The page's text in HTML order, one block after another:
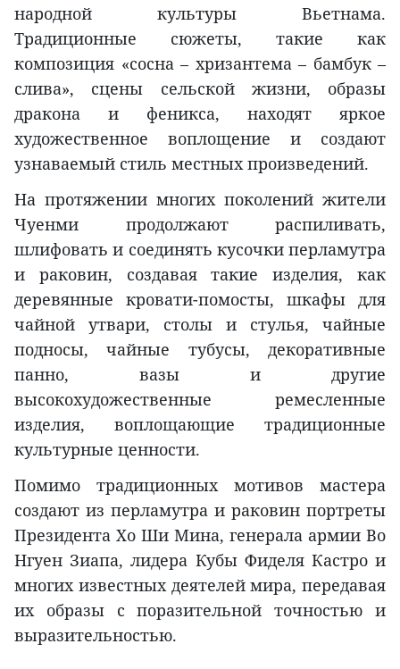
народной культуры Вьетнама.
Традиционные сюжеты, такие как
композиция «сосна – хризантема – бамбук –
слива», сцены сельской жизни, образы
дракона и феникса, находят яркое
художественное воплощение и создают
узнаваемый стиль местных произведений.
На протяжении многих поколений жители
Чуенми продолжают распиливать,
шлифовать и соединять кусочки перламутра
и раковин, создавая такие изделия, как
деревянные кровати-помосты, шкафы для
чайной утвари, столы и стулья, чайные
подносы, чайные тубусы, декоративные
панно, вазы и другие
высокохудожественные ремесленные
изделия, воплощающие традиционные
культурные ценности.
Помимо традиционных мотивов мастера
создают из перламутра и раковин портреты
Президента Хо Ши Мина, генерала армии Во
Нгуен Зиапа, лидера Кубы Фиделя Кастро и
многих известных деятелей мира, передавая
их образы с поразительной точностью и
выразительностью.